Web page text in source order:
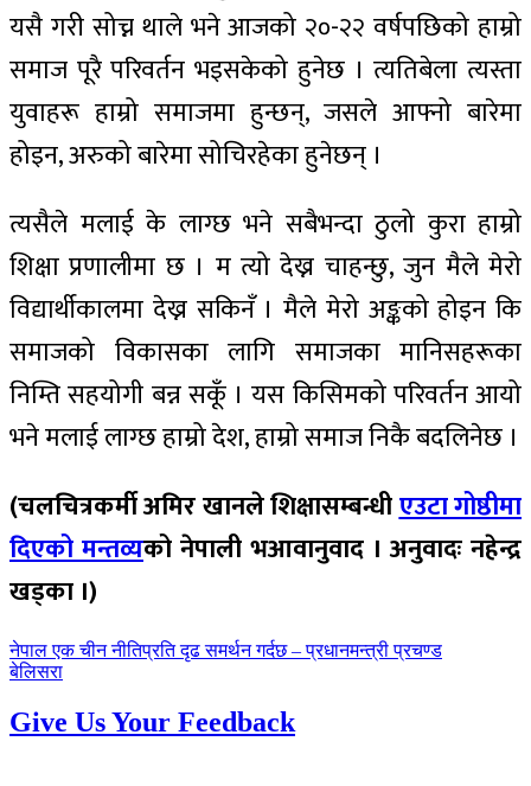
यसै गरी सोच्न थाले भने आजको २०-२२ वर्षपछिको हाम्रो
समाज पूरै परिवर्तन भइसकेको हुनेछ । त्यतिबेला त्यस्ता
युवाहरू हाम्रो समाजमा हुन्छन्, जसले आफ्नो बारेमा
होइन, अरुको बारेमा सोचिरहेका हुनेछन् ।
त्यसैले मलाई के लाग्छ भने सबैभन्दा ठुलो कुरा हाम्रो
शिक्षा प्रणालीमा छ । म त्यो देख्न चाहन्छु, जुन मैले मेरो
विद्यार्थीकालमा देख्न सकिनँ । मैले मेरो अङ्कको होइन कि
समाजको विकासका लागि समाजका मानिसहरूका
निम्ति सहयोगी बन्न सकूँ । यस किसिमको परिवर्तन आयो
भने मलाई लाग्छ हाम्रो देश, हाम्रो समाज निकै बदलिनेछ ।
(चलचित्रकर्मी अमिर खानले शिक्षासम्बन्धीएउटा गोष्ठीमा
दिएको मन्तव्यको नेपाली भआवानुवाद । अनुवादः नहेन्द्र
खड्का ।)
पछिल्लाे
-
नेपाल एक चीन नीतिप्रति दृढ समर्थन गर्दछ – प्रधानमन्त्री प्रचण्ड
अघिल्लाे
बेलिसरा
Give Us Your Feedback